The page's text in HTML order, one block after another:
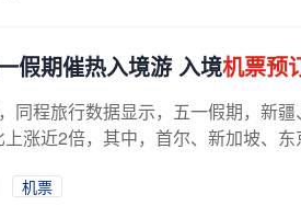
假期催热入境游 入境机票预
同程旅行数据显示，五一假期，新
涨近2倍，其中，首尔、新加坡、
机票